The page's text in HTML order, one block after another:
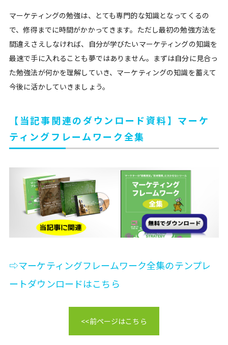
マーケティングの勉強は、とても専門的な知識となってくるの
で、修得までに時間がかかってきます。ただし最初の勉強方法を
間違えさえしなければ、自分が学びたいマーケティングの知識を
最速で手に入れることも夢ではありません。まずは自分に見合っ
た勉強法が何かを理解していき、マーケティングの知識を蓄えて
今後に活かしていきましょう。
【当記事関連のダウンロード資料】マーケ
ティングフレームワーク全集
⇨マーケティングフレームワーク全集のテンプレ
ートダウンロードはこちら
<<前ページはこちら